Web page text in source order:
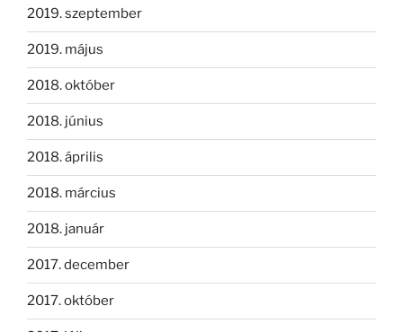
2019. szeptember
2019. május
2018. október
2018. június
2018. április
2018. március
2018. január
2017. december
2017. október